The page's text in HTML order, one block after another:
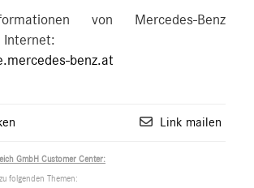
von Mercedes-Benz
Internet:
benz.at
Link mailen
GmbH Customer Center:
folgenden Themen: